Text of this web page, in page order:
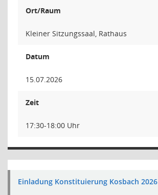
Ort/Raum
Kleiner Sitzungssaal, Rathaus
Datum
15.07.2026
Zeit
17:30-18:00 Uhr
Einladung Konstituierung Kosbach 2026